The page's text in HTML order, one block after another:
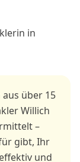
in
aus über 15
Willich
–
gibt, Ihr
und